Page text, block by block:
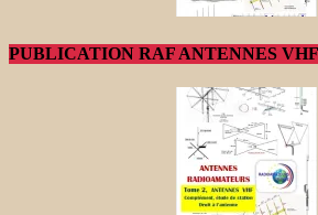
PUBLICATION RAF ANTENNES VHF